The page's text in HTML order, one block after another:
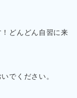
どんどん自習に来
でください。